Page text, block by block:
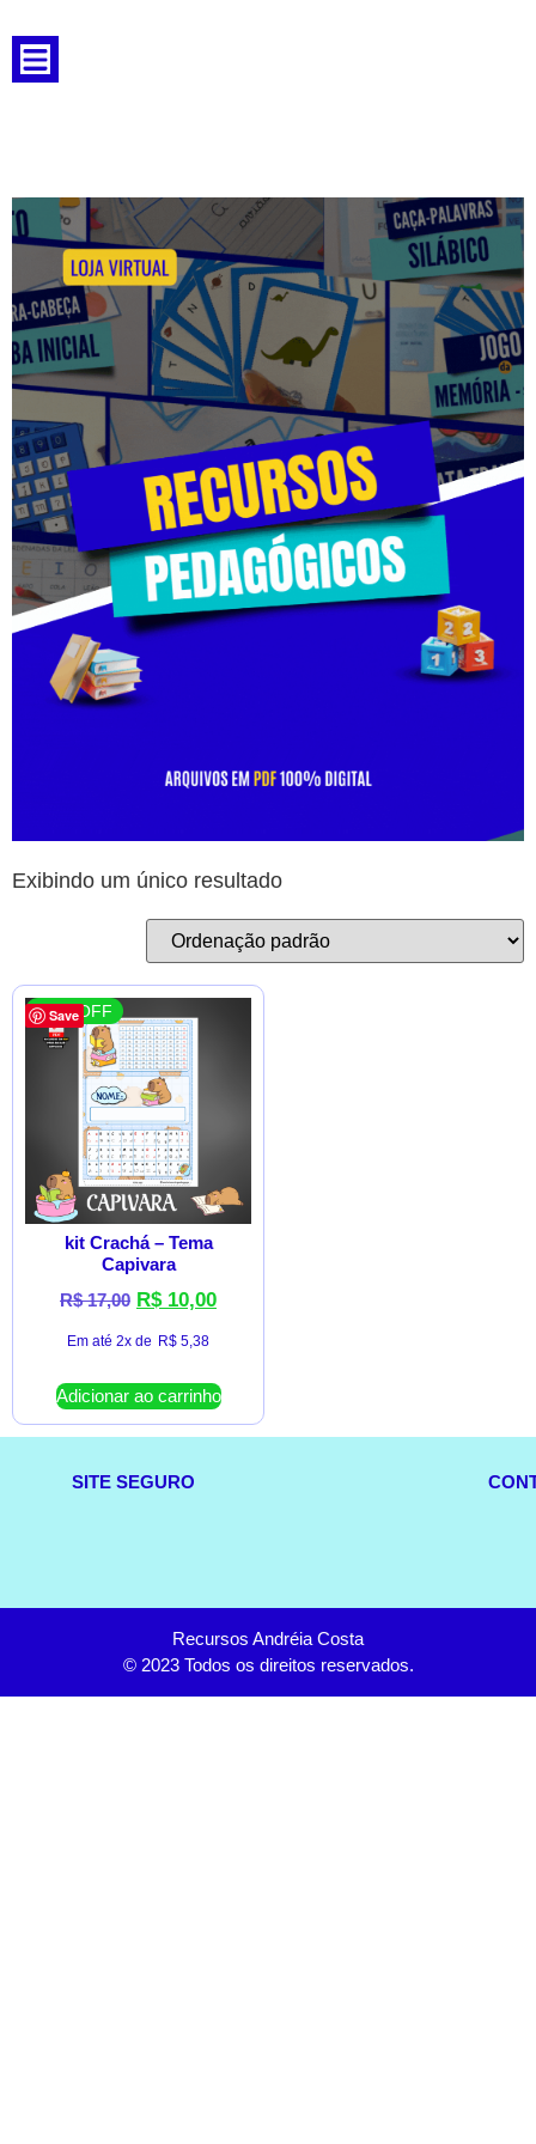
Exibindo um único resultado
Save
41 % OFF
kit Crachá – Tema
Capivara
R$17,00 R$10,00
Em até 2x de R$ 5,38
Adicionar ao carrinho
SITE SEGURO
Recursos Andréia Costa
© 2023 Todos os direitos reservados.